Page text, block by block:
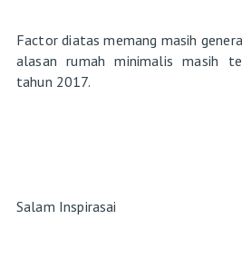
Factor diatas memang masih
alasan rumah minimalis masih
tahun 2017.
Salam Inspirasai